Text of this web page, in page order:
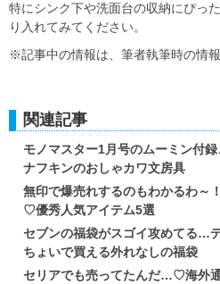
特にシンク下や洗面台の収納にぴっ
り入れてみてください。
※記事中の情報は、筆者執筆時の情報
関連記事
モノマスター1月号のムーミン付
ナフキンのおしゃカワ文房具
無印で爆売れするのもわかるわ～
♡優秀人気アイテム5選
セブンの福袋がスゴイ攻めてる…
ちょいで買える外れなしの福袋
セリアでも売ってたんだ…♡海外